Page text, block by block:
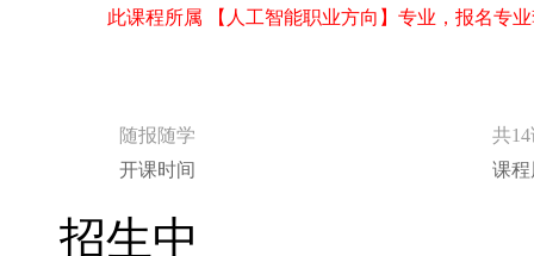
此课程所属 【人工智能职业方向】专业，报名专
随报随学
共
开课时间
课
招生中